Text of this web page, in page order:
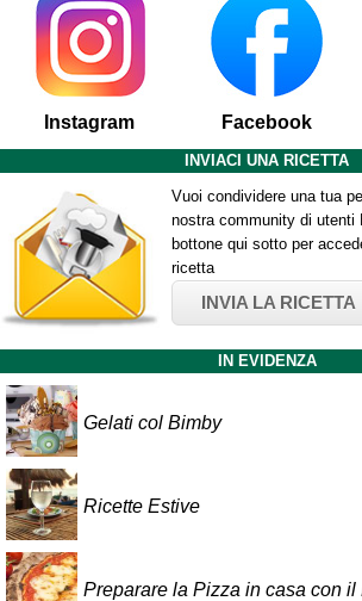
Instagram Facebook
INVIACI UNA RICETTA
Vuoi condividere una tua
nostra community di utenti
bottone qui sotto per
ricetta
INVIA LA RICETTA
IN EVIDENZA
Gelati col Bimby
Ricette Estive
Preparare la Pizza in casa con il